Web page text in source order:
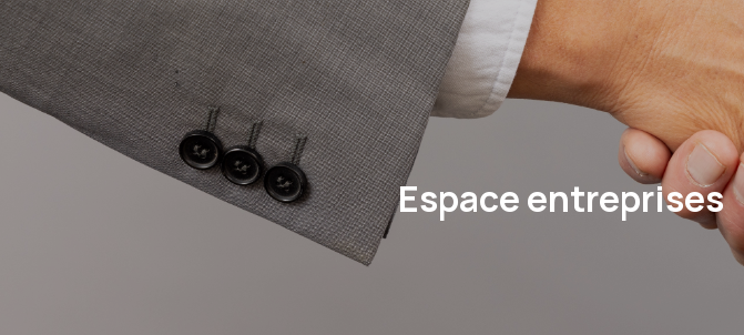
Espace entreprises